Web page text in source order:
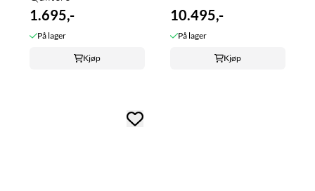
1.695,-
På lager
Kjøp
10.495,-
På lager
Kjøp